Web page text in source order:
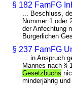
§ 182 FamFG
... Beschluss,
Nummer 1 oder
der Anfechtung
Bürgerlichen
§ 237 FamFG
... in Anspruch
Mannes nach §
Gesetzbuchs
minderjährig